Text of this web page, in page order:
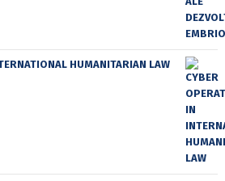
HUMANITARIAN LAW